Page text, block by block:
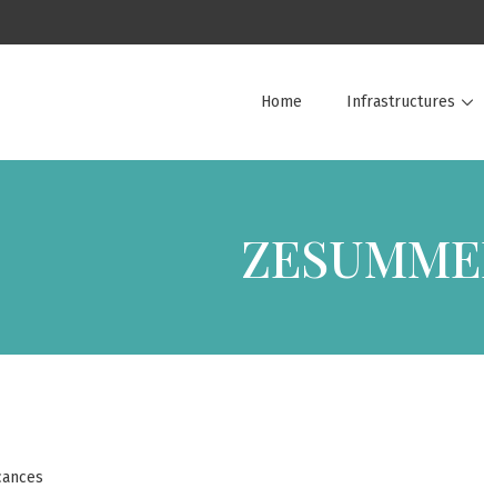
Home Infrastructures